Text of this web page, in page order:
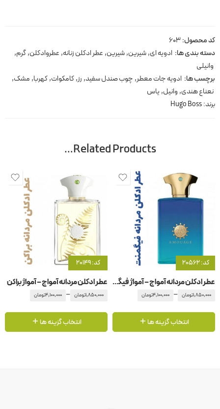
کد محصول:603
دسته بندی ها: ادویه ای,شیرین,شیرین, عطر ادکلن زنانه, عطروادکلن,گرم,
وانیلی
برچسب ها: ادویه جات معطر, چوب صندل سفید, رز,کامکوات,کهربا, مشک,
نعناع هندی, وانیل, یاس
برند:Hugo Boss
Related Products…
کد: 20562
عطر ادکلن مردانه آمواج – آمواژ فیگمنت
1,850,000تومان –
4,100,000تومان
انتخاب گزینه ها
کد: 20149
عطر ادکلن مردانه آمواج – آمواژ براکن
1,850,000تومان –
4,100,000تومان
انتخاب گزینه ها